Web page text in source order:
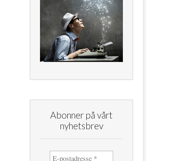
Abonner på vårt
nyhetsbrev